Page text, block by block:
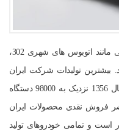
تولید های تحت برند پیکان حتی به مدل هایی مانند اتوبوس های شهری 302،
بیشترین تولیدات شرکت ایران
خودرو از سال 1346 آغاز شد بطوریکه تا سال 1356 نزدیک به 98000 دستگاه
فروش نقدی محصولات ایران
و تمامی خودروهای تولید